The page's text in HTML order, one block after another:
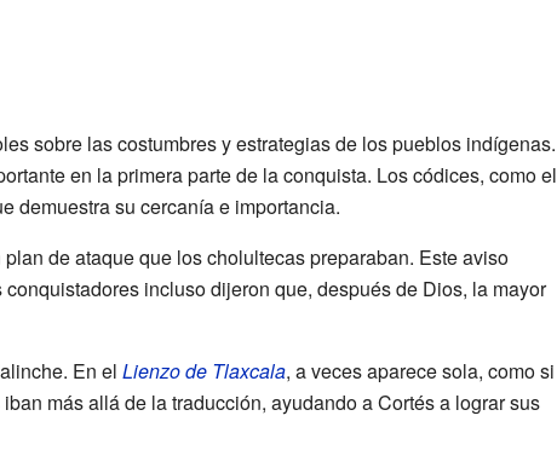
sobre las costumbres y estrategias de los pueblos indígenas.
en la primera parte de la conquista. Los códices, como el
demuestra su cercanía e importancia.
de ataque que los cholultecas preparaban. Este aviso
incluso dijeron que, después de Dios, la mayor
En el Lienzo de Tlaxcala, a veces aparece sola, como si
más allá de la traducción, ayudando a Cortés a lograr sus